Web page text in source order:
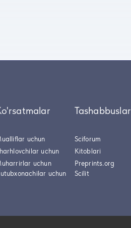
uchun
uchun
uchun
uchun
Tashabbuslar
Sciforum
Kitoblari
Preprints.org
Scilit